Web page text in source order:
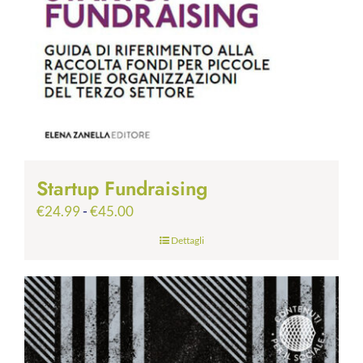
Startup Fundraising
€24.99-€45.00Fascia
€24.99
€45.00
Dettagli